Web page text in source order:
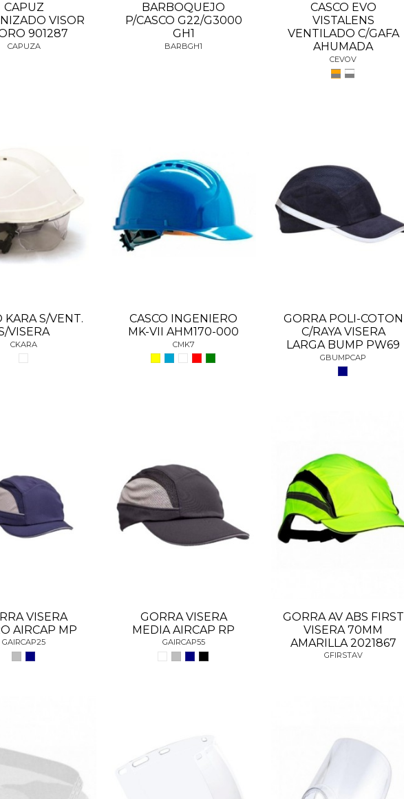
CAPUZ
VISOR
901287
CAPUZA
BARBOQUEJO
P/CASCO G22/G3000
GH1
BARBGH1
CASCO EVO
VISTALENS
VENTILADO C/GAFA
AHUMADA
CEVOV
KARA S/VENT.
VISERA
CKARA
CASCO INGENIERO
MK-VII AHM170-000
CMK7
GORRA POLI-COTON
C/RAYA VISERA
LARGA BUMP PW69
GBUMPCAP
VISERA
AIRCAP MP
GAIRCAP25
GORRA VISERA
MEDIA AIRCAP RP
GAIRCAP55
GORRA AV ABS FIRST
VISERA 70MM
AMARILLA 2021867
GFIRSTAV